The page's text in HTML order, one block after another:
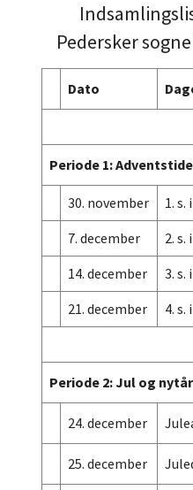
Pedersker
Dato
Periode 1:
30. november 1. s.
7. december
2. s.
14. december
3. s.
21. december
4. s.
Periode 2: Jul og nytår
24. december
25. december